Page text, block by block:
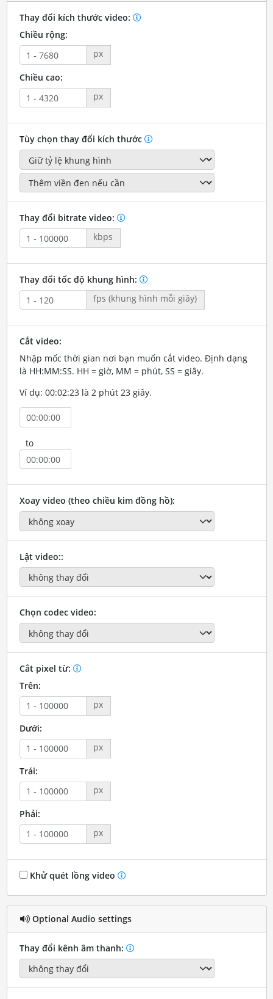
Thay đổi kích thước video:
Chiều rộng:
px
Chiều cao:
px
Tùy chọn thay đổi kích thước
Thay đổi bitrate video:
kbps
Thay đổi tốc độ khung hình:
fps (khung hình mỗi giây)
Cắt video:
Nhập mốc thời gian nơi bạn muốn cắt video. Định dạng
là HH:MM:SS. HH = giờ, MM = phút, SS = giây.
Ví dụ: 00:02:23 là 2 phút 23 giây.
to
Xoay video (theo chiều kim đồng hồ):
Lật video::
Chọn codec video:
Cắt pixel từ:
Trên:
px
Dưới:
px
Trái:
px
Phải:
px
Khử quét lồng video
Optional Audio settings
Thay đổi kênh âm thanh: